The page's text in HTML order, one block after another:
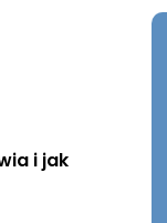
i jak